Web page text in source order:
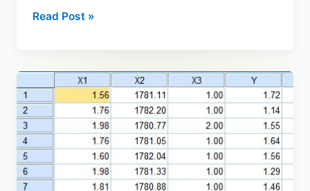
Cara
Untuk
Asumsi
Regresi
Read Post »